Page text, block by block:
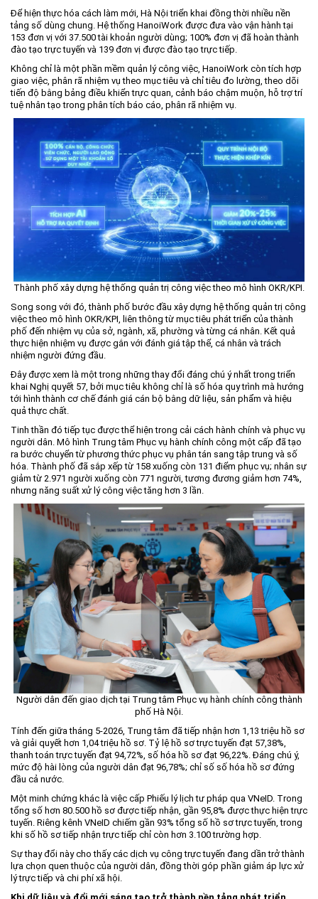
Để hiện thực hóa cách làm mới, Hà Nội triển khai đồng thời nhiều nền
tảng số dùng chung. Hệ thống HanoiWork được đưa vào vận hành tại
153 đơn vị với 37.500 tài khoản người dùng; 100% đơn vị đã hoàn thành
đào tạo trực tuyến và 139 đơn vị được đào tạo trực tiếp.
Không chỉ là một phần mềm quản lý công việc, HanoiWork còn tích hợp
giao việc, phân rã nhiệm vụ theo mục tiêu và chỉ tiêu đo lường, theo dõi
tiến độ bằng bảng điều khiển trực quan, cảnh báo chậm muộn, hỗ trợ trí
tuệ nhân tạo trong phân tích báo cáo, phân rã nhiệm vụ.
Thành phố xây dựng hệ thống quản trị công việc theo mô hình OKR/KPI.
Song song với đó, thành phố bước đầu xây dựng hệ thống quản trị công
việc theo mô hình OKR/KPI, liên thông từ mục tiêu phát triển của thành
phố đến nhiệm vụ của sở, ngành, xã, phường và từng cá nhân. Kết quả
thực hiện nhiệm vụ được gắn với đánh giá tập thể, cá nhân và trách
nhiệm người đứng đầu.
Đây được xem là một trong những thay đổi đáng chú ý nhất trong triển
khai Nghị quyết 57, bởi mục tiêu không chỉ là số hóa quy trình mà hướng
tới hình thành cơ chế đánh giá cán bộ bằng dữ liệu, sản phẩm và hiệu
quả thực chất.
Tinh thần đó tiếp tục được thể hiện trong cải cách hành chính và phục vụ
người dân. Mô hình Trung tâm Phục vụ hành chính công một cấp đã tạo
ra bước chuyển từ phương thức phục vụ phân tán sang tập trung và số
hóa. Thành phố đã sắp xếp từ 158 xuống còn 131 điểm phục vụ; nhân sự
giảm từ 2.971 người xuống còn 771 người, tương đương giảm hơn 74%,
nhưng năng suất xử lý công việc tăng hơn 3 lần.
Người dân đến giao dịch tại Trung tâm Phục vụ hành chính công thành
phố Hà Nội.
Tính đến giữa tháng 5-2026, Trung tâm đã tiếp nhận hơn 1,13 triệu hồ sơ
và giải quyết hơn 1,04 triệu hồ sơ. Tỷ lệ hồ sơ trực tuyến đạt 57,38%,
thanh toán trực tuyến đạt 94,72%, số hóa hồ sơ đạt 96,22%. Đáng chú ý,
mức độ hài lòng của người dân đạt 96,78%; chỉ số số hóa hồ sơ đứng
đầu cả nước.
Một minh chứng khác là việc cấp Phiếu lý lịch tư pháp qua VNeID. Trong
tổng số hơn 80.500 hồ sơ được tiếp nhận, gần 95,8% được thực hiện trực
tuyến. Riêng kênh VNeID chiếm gần 93% tổng số hồ sơ trực tuyến, trong
khi số hồ sơ tiếp nhận trực tiếp chỉ còn hơn 3.100 trường hợp.
Sự thay đổi này cho thấy các dịch vụ công trực tuyến đang dần trở thành
lựa chọn quen thuộc của người dân, đồng thời góp phần giảm áp lực xử
lý trực tiếp và chi phí xã hội.